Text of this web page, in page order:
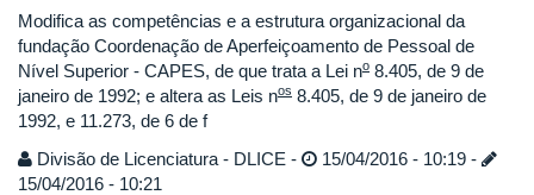
Modifica as competências e a estrutura organizacional da
fundação Coordenação de Aperfeiçoamento de Pessoal de
Nível Superior - CAPES, de que trata a Lei no 8.405, de 9 de
janeiro de 1992; e altera as Leis nos 8.405, de 9 de janeiro de
1992, e 11.273, de 6 de f
Divisão de Licenciatura - DLICE -
15/04/2016 - 10:19 -
15/04/2016 - 10:21